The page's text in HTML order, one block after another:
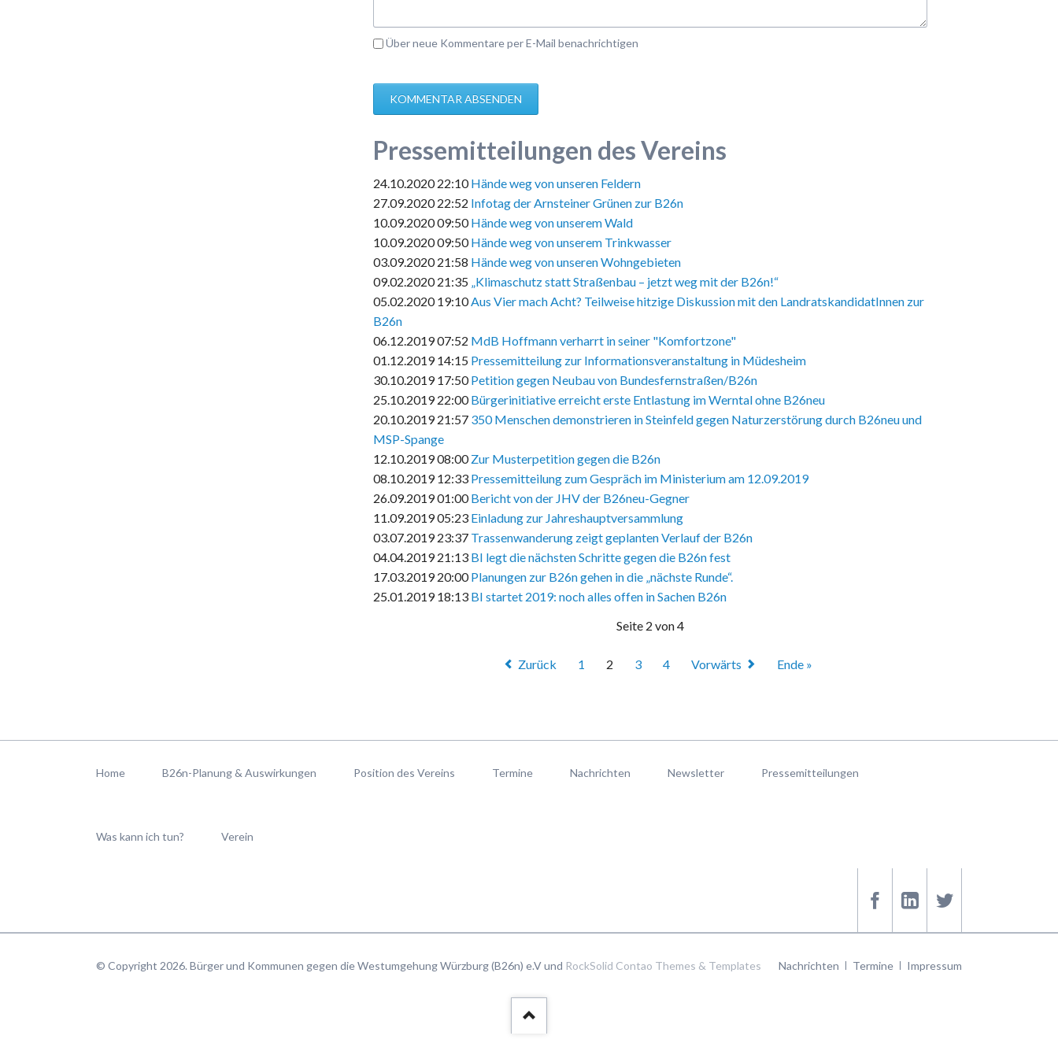
Über neue Kommentare per E-Mail benachrichtigen
KOMMENTAR ABSENDEN
Pressemitteilungen des Vereins
24.10.2020 22:10 Hände weg von unseren Feldern
27.09.2020 22:52 Infotag der Arnsteiner Grünen zur B26n
10.09.2020 09:50 Hände weg von unserem Wald
10.09.2020 09:50 Hände weg von unserem Trinkwasser
03.09.2020 21:58 Hände weg von unseren Wohngebieten
09.02.2020 21:35 „Klimaschutz statt Straßenbau – jetzt weg mit der B26n!“
05.02.2020 19:10Aus Vier mach Acht? Teilweise hitzige Diskussion mit den LandratskandidatInnen zur
B26n
06.12.2019 07:52 MdB Hoffmann verharrt in seiner "Komfortzone"
01.12.2019 14:15 Pressemitteilung zur Informationsveranstaltung in Müdesheim
30.10.2019 17:50 Petition gegen Neubau von Bundesfernstraßen/B26n
25.10.2019 22:00 Bürgerinitiative erreicht erste Entlastung im Werntal ohne B26neu
20.10.2019 21:57 350 Menschen demonstrieren in Steinfeld gegen Naturzerstörung durch B26neu und
MSP-Spange
12.10.2019 08:00 Zur Musterpetition gegen die B26n
08.10.2019 12:33 Pressemitteilung zum Gespräch im Ministerium am 12.09.2019
26.09.2019 01:00 Bericht von der JHV der B26neu-Gegner
11.09.2019 05:23 Einladung zur Jahreshauptversammlung
03.07.2019 23:37 Trassenwanderung zeigt geplanten Verlauf der B26n
04.04.2019 21:13 BI legt die nächsten Schritte gegen die B26n fest
17.03.2019 20:00 Planungen zur B26n gehen in die „nächste Runde“.
25.01.2019 18:13 BI startet 2019: noch alles offen in Sachen B26n
Seite 2 von 4
Zurück 1 2 3 4 Vorwärts Ende »
Home B26n-Planung & Auswirkungen Position des Vereins Termine Nachrichten Newsletter Pressemitteilungen
Was kann ich tun? Verein
© Copyright 2026. Bürger und Kommunen gegen die Westumgehung Würzburg (B26n) e.V und RockSolid Contao Themes & Templates
Navigation
Nachrichten Termine Impressum